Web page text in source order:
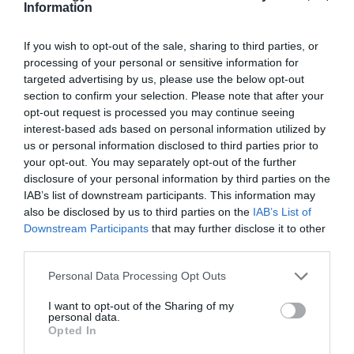
Information
If you wish to opt-out of the sale, sharing to third parties, or
processing of your personal or sensitive information for
targeted advertising by us, please use the below opt-out
section to confirm your selection. Please note that after your
opt-out request is processed you may continue seeing
interest-based ads based on personal information utilized by
us or personal information disclosed to third parties prior to
your opt-out. You may separately opt-out of the further
disclosure of your personal information by third parties on the
IAB’s list of downstream participants. This information may
also be disclosed by us to third parties on the IAB’s List of
Downstream Participants that may further disclose it to other
Please note that this website/app uses one or more Google
not limited to your visit or usage behaviour. You may click to
grant or deny consent to Google and its third-party tags to
use your data for below specified purposes in below Google
Personal Data Processing Opt Outs
I want to opt-out of the Sharing of my
personal data.
Opted In
mélyül az alvás, a légzés és a szívverés lelassul,
az izmok ellazulnak,a test pedig regeneráló
folyamatokba kezd. A mély, nem REM-alvás idején
többek között olyan regeneráló mechanizmusok is
aktívabbá válnak, amelyek a sejtek működését és a
másnapi terhelésre való felkészülést érintik.
Ez is érdekelhet!
Felriadsz az éjszaka közepén? Egy
alvásszakértő szerint így aludhatsz
vissza szinte rögtön
A kialvatlanság sokszor hétköznapi
kellemetlenségnek tűnik